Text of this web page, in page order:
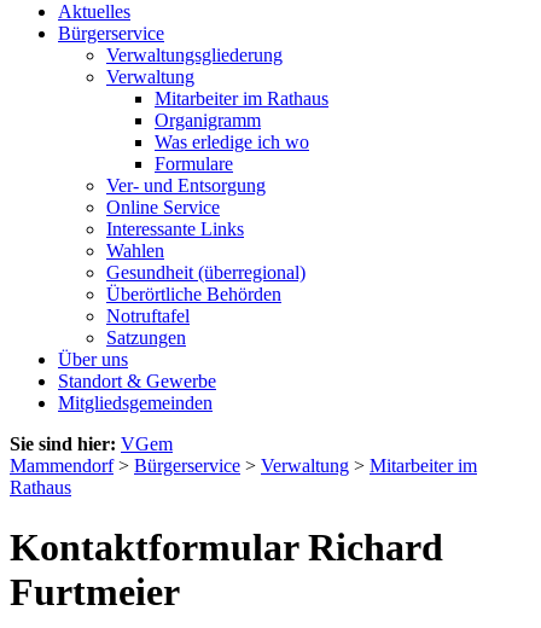
Aktuelles
Bürgerservice
Verwaltungsgliederung
Verwaltung
Mitarbeiter im Rathaus
Organigramm
Was erledige ich wo
Formulare
Ver- und Entsorgung
Online Service
Interessante Links
Wahlen
Gesundheit (überregional)
Überörtliche Behörden
Notruftafel
Satzungen
Über uns
Standort & Gewerbe
Mitgliedsgemeinden
Sie sind hier: VGem
Mammendorf> Bürgerservice > Verwaltung > Mitarbeiter im
Rathaus
Kontaktformular Richard
Furtmeier